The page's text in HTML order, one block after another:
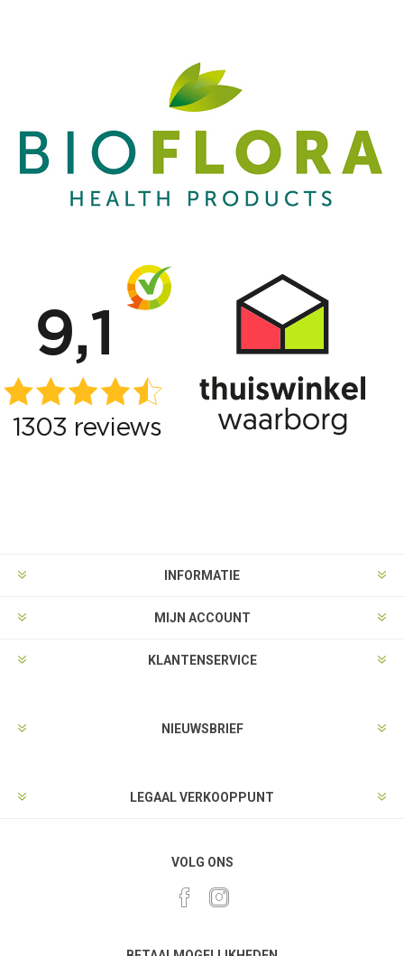
INFORMATIE
MIJN ACCOUNT
KLANTENSERVICE
NIEUWSBRIEF
LEGAAL VERKOOPPUNT
VOLG ONS